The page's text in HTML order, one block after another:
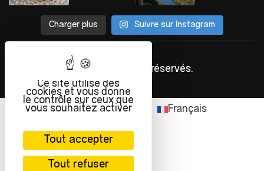
Charger plus Suivre sur Instagram
2023. Tous droits réservés.
English(Anglais Français
Ce site utilise des
cookies et vous donne
le contrôle sur ceux que
vous souhaitez activer
Tout accepter
Tout refuser